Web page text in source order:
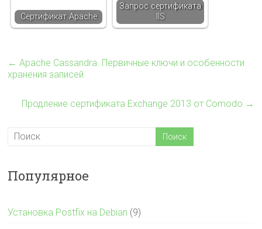
Сертификат Apache
Запрос сертификата
IIS
← Apache Cassandra. Первичные ключи и особенности
хранения записей
Продление сертификата Exchange 2013 от Comodo →
Популярное
Установка Postfix на Debian (9)